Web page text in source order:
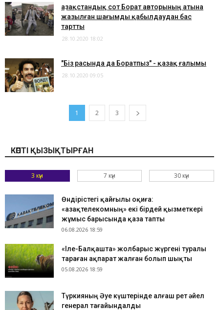
Қазақстандық сот Борат авторының атына
жазылған шағымды қабылдаудан бас
тартты
28.10.2020 18:02
"Біз расында да Боратпыз" - қазақ ғалымы
28.10.2020 09:05
1 2 3
КӨПТІ ҚЫЗЫҚТЫРҒАН
3 күн 7 күн 30 күн
Өндірістегі қайғылы оқиға:
«Қазақтелекомның» екі бірдей қызметкері
жұмыс барысында қаза тапты
06.08.2026 18:59
«Іле-Балқашта» жолбарыс жүргені туралы
тараған ақпарат жалған болып шықты
05.08.2026 18:59
Түркияның Әуе күштерінде алғаш рет әйел
генерал тағайындалды